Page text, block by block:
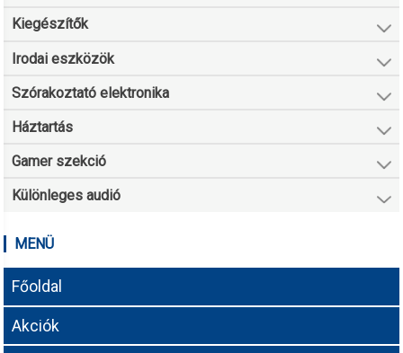
Kiegészítők
Irodai eszközök
Szórakoztató elektronika
Háztartás
Gamer szekció
Különleges audió
MENÜ
Főoldal
Akciók